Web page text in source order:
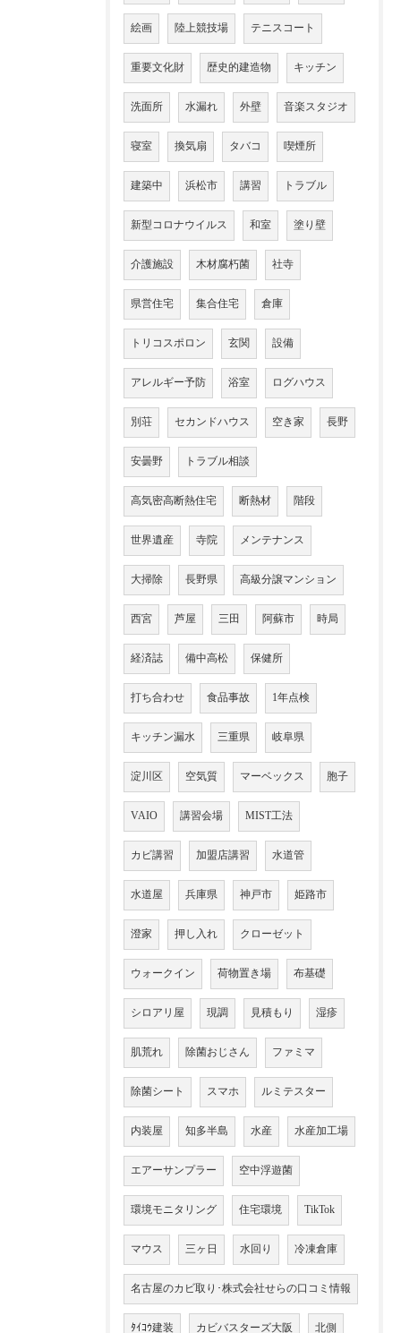
絵画 陸上競技場 テニスコート
重要文化財 歴史的建造物 キッチン
洗面所 水漏れ 外壁 音楽スタジオ
寝室 換気扇 タバコ 喫煙所
建築中 浜松市 講習 トラブル
新型コロナウイルス 和室 塗り壁
介護施設 木材腐朽菌 社寺
県営住宅 集合住宅 倉庫
トリコスポロン 玄関 設備
アレルギー予防 浴室 ログハウス
別荘 セカンドハウス 空き家 長野
安曇野 トラブル相談
高気密高断熱住宅 断熱材 階段
世界遺産 寺院 メンテナンス
大掃除 長野県 高級分譲マンション
西宮 芦屋 三田 阿蘇市 時局
経済誌 備中高松 保健所
打ち合わせ 食品事故 1年点検
キッチン漏水 三重県 岐阜県
淀川区 空気質 マーベックス 胞子
VAIO 講習会場 MIST工法
カビ講習 加盟店講習 水道管
水道屋 兵庫県 神戸市 姫路市
澄家 押し入れ クローゼット
ウォークイン 荷物置き場 布基礎
シロアリ屋 現調 見積もり 湿疹
肌荒れ 除菌おじさん ファミマ
除菌シート スマホ ルミテスター
内装屋 知多半島 水産 水産加工場
エアーサンプラー 空中浮遊菌
環境モニタリング 住宅環境 TikTok
マウス 三ヶ日 水回り 冷凍倉庫
名古屋のカビ取り･株式会社せらの口コミ情報
ﾀｲｺｳ建装 カビバスターズ大阪 北側